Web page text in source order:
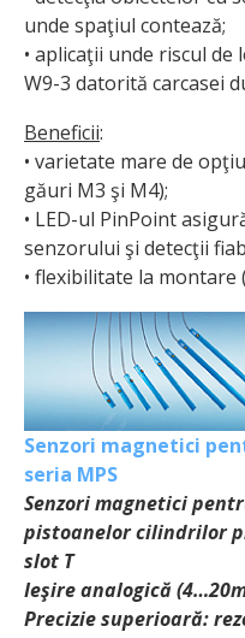
unde spaţiul contează;
• aplicaţii unde riscul
W9-3 datorită carcasei
Beneficii:
• varietate mare de
găuri M3 şi M4);
• LED-ul PinPoint
senzorului şi detecţii
• flexibilitate la montare
Senzori magnetici
seria MPS
Senzori magnetici
pistoanelor cilindrilor
slot T
Ieşire analogică
Precizie superioară: